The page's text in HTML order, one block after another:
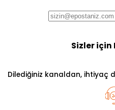
Sizler için
Dilediğiniz kanaldan, ihtiyaç